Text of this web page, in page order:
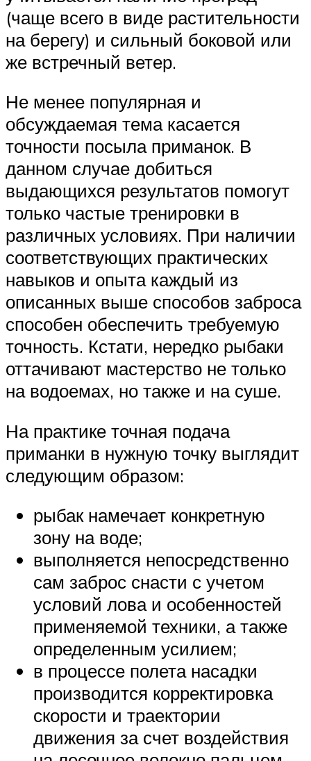
(чаще всего в виде растительности
на берегу) и сильный боковой или
же встречный ветер.
Не менее популярная и
обсуждаемая тема касается
точности посыла приманок. В
данном случае добиться
выдающихся результатов помогут
только частые тренировки в
различных условиях. При наличии
соответствующих практических
навыков и опыта каждый из
описанных выше способов заброса
способен обеспечить требуемую
точность. Кстати, нередко рыбаки
оттачивают мастерство не только
на водоемах, но также и на суше.
На практике точная подача
приманки в нужную точку выглядит
следующим образом:
рыбак намечает конкретную
зону на воде;
выполняется непосредственно
сам заброс снасти с учетом
условий лова и особенностей
применяемой техники, а также
определенным усилием;
в процессе полета насадки
производится корректировка
скорости и траектории
движения за счет воздействия